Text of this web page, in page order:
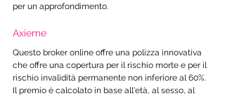
per un approfondimento.
Axieme
Questo broker online offre una polizza innovativa
che offre una copertura per il rischio morte e per il
rischio invalidità permanente non inferiore al 60%.
Il premio è calcolato in base all'età, al sesso, al